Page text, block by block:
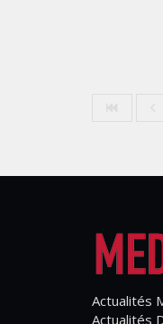
Actualités
Actualités